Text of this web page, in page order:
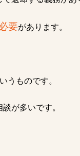
要があります。
うものです。
が多いです。